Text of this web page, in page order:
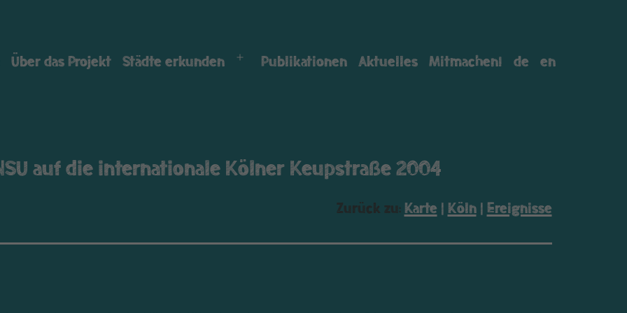
Über das Projekt Städte erkunden
MenüPublikationen Aktuelles Mitmachen! de en
auf die internationale Kölner Keupstraße 2004
Zurück zu:Karte|Köln|Ereignisse